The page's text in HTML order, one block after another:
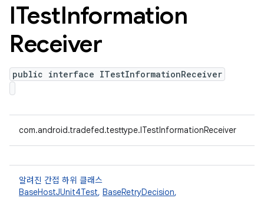
ITestInformation
Receiver
public interface ITestInformationReceiver
com.android.tradefed.testtype.ITestInformationReceiver
알려진 간접 하위 클래스
BaseHostJUnit4Test, BaseRetryDecision,